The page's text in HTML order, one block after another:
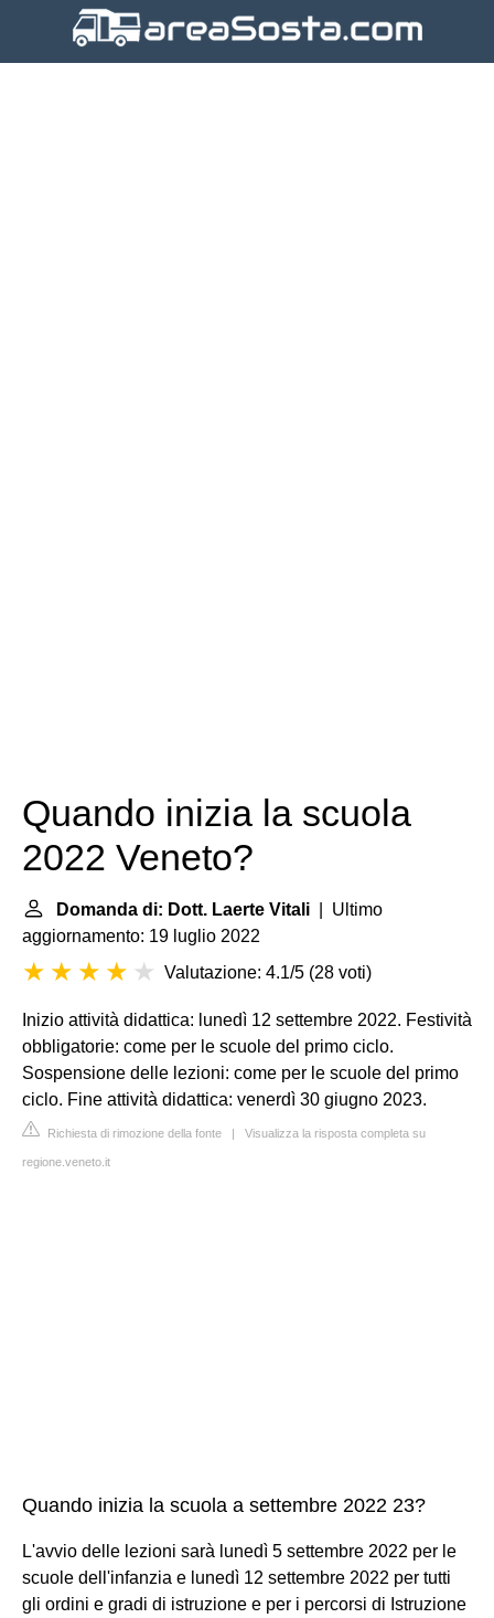
Quando inizia la scuola
2022 Veneto?
Domanda di: Dott. Laerte Vitali | Ultimo
aggiornamento: 19 luglio 2022
Valutazione: 4.1/5 (28 voti)
Inizio attività didattica: lunedì 12 settembre 2022. Festività
obbligatorie: come per le scuole del primo ciclo.
Sospensione delle lezioni: come per le scuole del primo
ciclo. Fine attività didattica: venerdì 30 giugno 2023.
Richiesta di rimozione della fonte | Visualizza la risposta completa su
regione.veneto.it
Quando inizia la scuola a settembre 2022 23?
L'avvio delle lezioni sarà lunedì 5 settembre 2022 per le
scuole dell'infanzia e lunedì 12 settembre 2022 per tutti
gli ordini e gradi di istruzione e per i percorsi di Istruzione